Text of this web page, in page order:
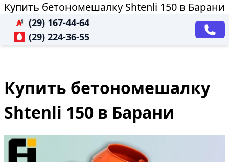
Купить бетономешалку Shtenli 150 в Барани
(29) 167-44-64
(29) 224-36-55
Купить бетономешалку
Shtenli 150 в Барани